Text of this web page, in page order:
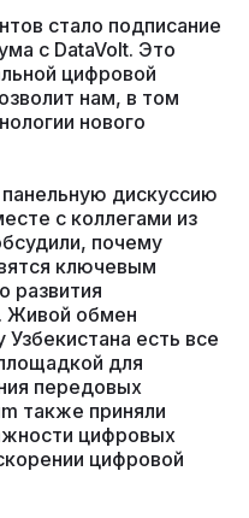
стало подписание
с DataVolt. Это
цифровой
нам, в том
нового
дискуссию
с коллегами из
почему
ключевым
развития
Живой обмен
есть все
для
передовых
также приняли
цифровых
цифровой